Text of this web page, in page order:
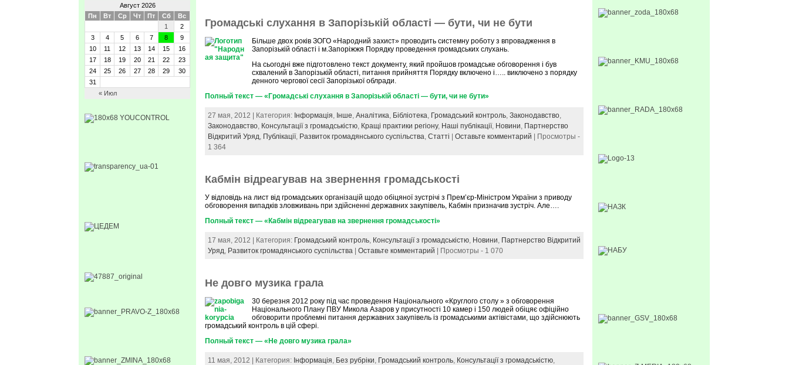
Август 2026
Пн
Вт Ср Чт Пт Сб Вс
« Июл
1
2
3
4 5 6 7 8
9
10
11 12 13 14 15
16
17
18 19 20 21 22
23
24
25 26 27 28 29
30
31
Громадські слухання в Запорізькій області — бути, чи не бути
Більше двох років ЗОГО «Народний захист» проводить системну роботу з впровадження в
Запорізькій області і м.Запоріжжя Порядку проведення громадських слухань.
На сьогодні вже підготовлено текст документу, який пройшов громадське обговорення і був
схвалений в Запорізькій області, питання прийняття Порядку включено і….. виключено з порядку
денного чергової сесії Запорізької облради.
Полный текст — «Громадські слухання в Запорізькій області — бути, чи не бути»
27 мая, 2012 | Категория: Інформація, Інше,Аналітика, Бібліотека, Громадський контроль,Законодавство,
Законодавство, Консультації з громадськістю, Кращі практики регіону, Наші публікації, Новини, Партнерство
Відкритий Уряд, Публікації, Развиток громадянського суспільства,Статті |Оставьте комментарий
| Просмотры -
1 364
Кабмін відреагував на звернення громадськості
У відповідь на лист від громадських організацій щодо обіцяної зустрічі з Прем’єр-Міністром України з приводу
обговорення випадків зловживань при здійсненні державних закупівель, Кабмін призначив зустріч. Але….
Полный текст — «Кабмін відреагував на звернення громадськості»
17 мая, 2012 | Категория: Громадський контроль, Консультації з громадськістю, Новини, Партнерство Відкритий
Уряд, Развиток громадянського суспільства |Оставьте комментарий | Просмотры - 1 070
Не довго музика грала
30 березня 2012 року під час проведення Національного «Круглого столу » з обговорення
Національного Плану ПВУ Микола Азаров у присутності 10 камер і 150 людей обіцяє офіційно
обговорити проблемні питання державних закупівель із громадськими актівістами, що здійснюють
громадський контроль в цій сфері.
Полный текст — «Не довго музика грала»
11 мая, 2012 | Категория: Інформація, Без рубріки, Громадський контроль, Консультації з громадськістю,